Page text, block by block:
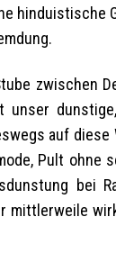
zwischen
unser
auf diese
Pult ohne
bei
mittlerweile